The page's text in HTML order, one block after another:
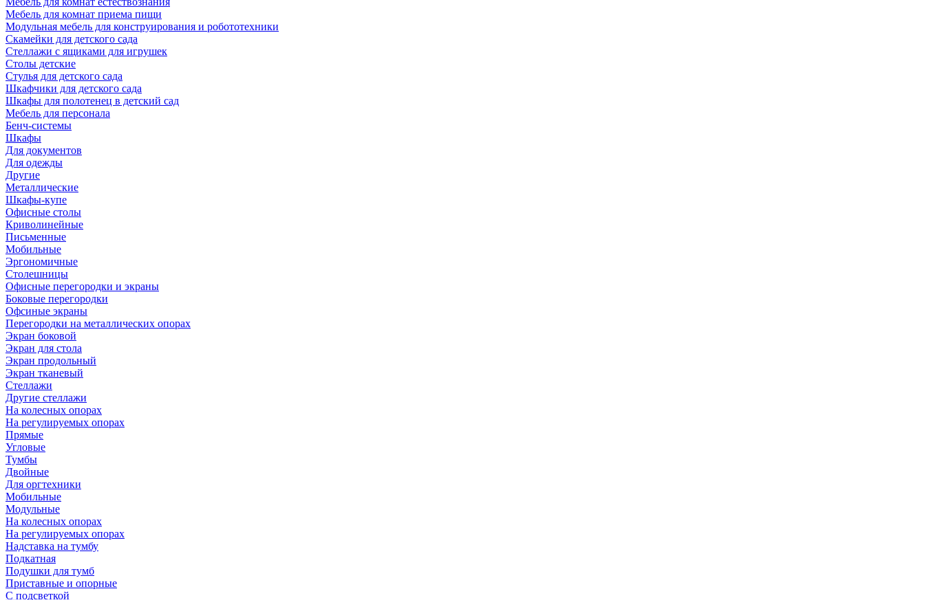
Мебель для комнат приема пищи
Модульная мебель для конструирования и робототехники
Скамейки для детского сада
Стеллажи с ящиками для игрушек
Столы детские
Стулья для детского сада
Шкафчики для детского сада
Шкафы для полотенец в детский сад
Мебель для персонала
Бенч-системы
Шкафы
Для документов
Для одежды
Другие
Металлические
Шкафы-купе
Офисные столы
Криволинейные
Письменные
Мобильные
Эргономичные
Столешницы
Офисные перегородки и экраны
Боковые перегородки
Офсиные экраны
Перегородки на металлических опорах
Экран боковой
Экран для стола
Экран продольный
Экран тканевый
Стеллажи
Другие стеллажи
На колесных опорах
На регулируемых опорах
Прямые
Угловые
Тумбы
Двойные
Для оргтехники
Мобильные
Модульные
На колесных опорах
На регулируемых опорах
Надставка на тумбу
Подкатная
Подушки для тумб
Приставные и опорные
С подсветкой